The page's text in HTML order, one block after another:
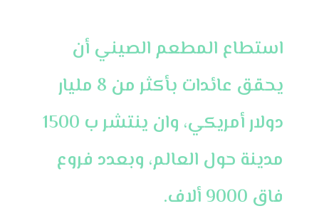
استطاع المطعم الصيني أن
يحقق عائدات بأكثر من 8 مليار
دولار أمريكي، وان ينتشر ب 1500
مدينة حول العالم، وبعدد فروع
فاق 9000 ألاف.